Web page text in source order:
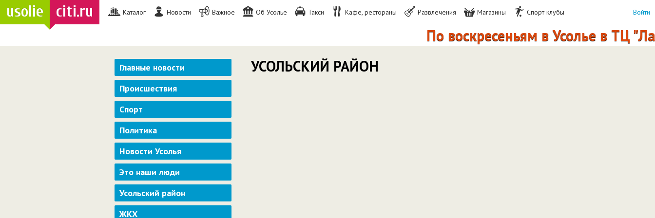
usolie citi.ru Каталог Новости Важное Об Усолье Такси Кафе, рестораны Развлечения Магазины Спорт клубы
По воскресеньям в Усолье в ТЦ
Войти
Главные новости
Происшествия
Спорт
Политика
Новости Усолья
Это наши люди
Усольский район
ЖКХ
УСОЛЬСКИЙ РАЙОН